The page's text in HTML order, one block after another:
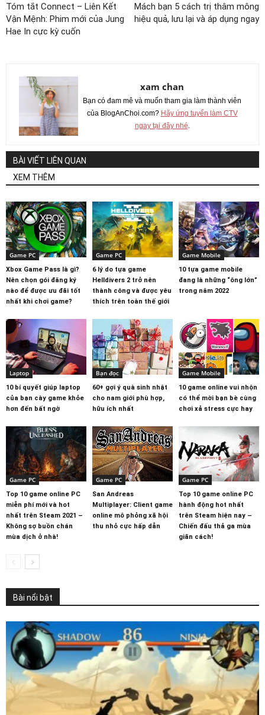
Tóm tắt Connect – Liên Kết
Vận Mệnh: Phim mới của Jung
Hae In cực kỳ cuốn
Mách bạn 5 cách trị thâm mông
hiệu quả, lưu lại và áp dụng ngay
xam chan
Bạn có đam mê và muốn tham gia làm thành viên
của BlogAnChoi.com? Hãy ứng tuyển làm CTV
ngay tại đây nhé
BÀI VIẾT LIÊN QUAN
XEM THÊM
Game PC
Xbox Game Pass là gì?
Nên chọn gói đăng ký
nào để được ưu đãi tốt
nhất khi chơi game?
Game PC
6 lý do tựa game
Helldivers 2 trở nên
thành công và được yêu
thích trên toàn thế giới
Game Mobile
10 tựa game mobile
đang là những “ông lớn”
trong năm 2022
Laptop
10 bí quyết giúp laptop
của bạn cày game khỏe
hơn đến bất ngờ
Bạn đọc
60+ gợi ý quà sinh nhật
cho nam giới phù hợp,
hữu ích nhất
Game Mobile
10 game online vui nhộn
có thể mời bạn bè cùng
chơi xả stress cực hay
Game PC
Top 10 game online PC
miễn phí mới và hot
nhất trên Steam 2021 –
Không sợ buồn chán
mùa dịch ở nhà!
Game PC
San Andreas
Multiplayer: Client game
online mô phỏng xã hội
thu nhỏ cực hấp dẫn
Game PC
Top 10 game online PC
hành động hot nhất
trên Steam hiện nay –
Chiến đấu thả ga mùa
giãn cách!
Bài nổi bật